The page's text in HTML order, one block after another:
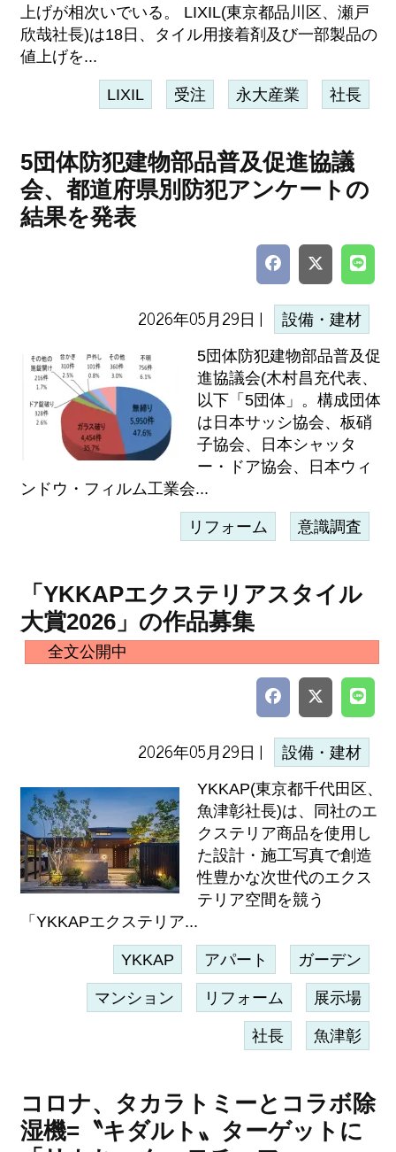
上げが相次いでいる。 LIXIL(東京都品川区、瀬戸
欣哉社長)は18日、タイル用接着剤及び一部製品の
値上げを...
LIXIL 受注 永大産業 社長
5団体防犯建物部品普及促進協議
会、都道府県別防犯アンケートの
結果を発表
2026年05月29日 | 設備・建材
5団体防犯建物部品普及促
進協議会(木村昌充代表、
以下「5団体」。構成団体
は日本サッシ協会、板硝
子協会、日本シャッタ
ー・ドア協会、日本ウィ
ンドウ・フィルム工業会...
リフォーム 意識調査
「YKKAPエクステリアスタイル
大賞2026」の作品募集
全文公開中
2026年05月29日 | 設備・建材
YKKAP(東京都千代田区、
魚津彰社長)は、同社のエ
クステリア商品を使用し
た設計・施工写真で創造
性豊かな次世代のエクス
テリア空間を競う
「YKKAPエクステリア...
YKKAP アパート ガーデン
マンション リフォーム 展示場
社長 魚津彰
コロナ、タカラトミーとコラボ除
湿機=〝キダルト〟ターゲットに